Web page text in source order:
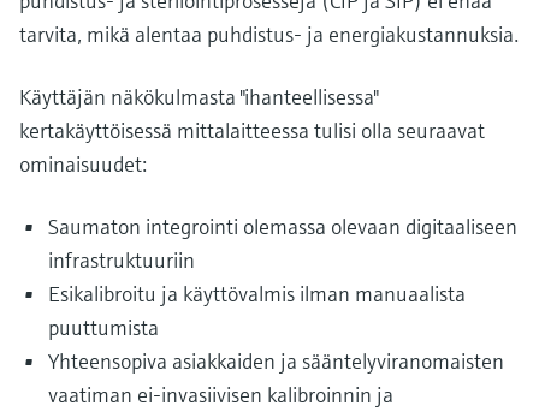
tarvita, mikä alentaa puhdistus- ja energiakustannuksia.
Käyttäjän näkökulmasta "ihanteellisessa"
kertakäyttöisessä mittalaitteessa tulisi olla seuraavat
ominaisuudet:
Saumaton integrointi olemassa olevaan digitaaliseen
infrastruktuuriin
Esikalibroitu ja käyttövalmis ilman manuaalista
puuttumista
Yhteensopiva asiakkaiden ja sääntelyviranomaisten
vaatiman ei-invasiivisen kalibroinnin ja